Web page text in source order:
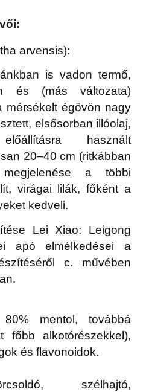
arvensis):
is vadon termő,
és (más változata)
mérsékelt égövön nagy
elsősorban illóolaj,
használt
20–40 cm (ritkábban
a többi
virágai lilák, főként a
kedveli.
Lei Xiao: Leigong
apó elmélkedései a
c. művében
mentol, továbbá
főbb alkotórészekkel),
és flavonoidok.
szélhajtó,